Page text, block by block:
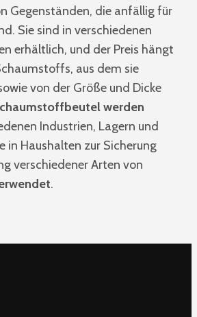
Gegenständen, die anfällig für
Sie sind in verschiedenen
erhältlich, und der Preis hängt
aus dem sie
von der Größe und Dicke
werden
Industrien, Lagern und
in Haushalten zur Sicherung
verschiedener Arten von
.